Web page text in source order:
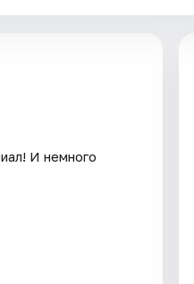
И немного